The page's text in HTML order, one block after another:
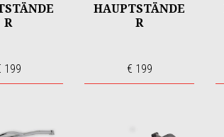
R
199
HAUPTSTÄNDE
R
€ 199